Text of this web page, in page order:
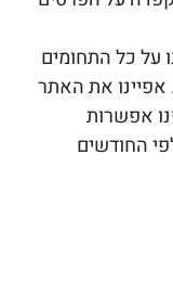
על כל התחומים
את האתר
אפשרות
החודשים